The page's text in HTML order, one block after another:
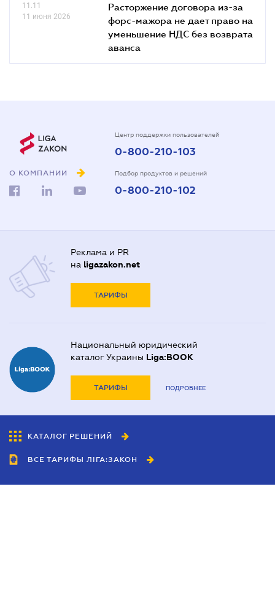
11.11
11 июня 2026
Расторжение договора из-за
форс-мажора не дает право на
уменьшение НДС без возврата
аванса
О КОМПАНИИ
Центр поддержки пользователей
0-800-210-103
Подбор продуктов и решений
0-800-210-102
Реклама и PR
на ligazakon.net
ТАРИФЫ
Национальный юридический
каталог Украины Liga:BOOK
ТАРИФЫ ПОДРОБНЕЕ
КАТАЛОГ РЕШЕНИЙ
ВСЕ ТАРИФЫ ЛІГА:ЗАКОН